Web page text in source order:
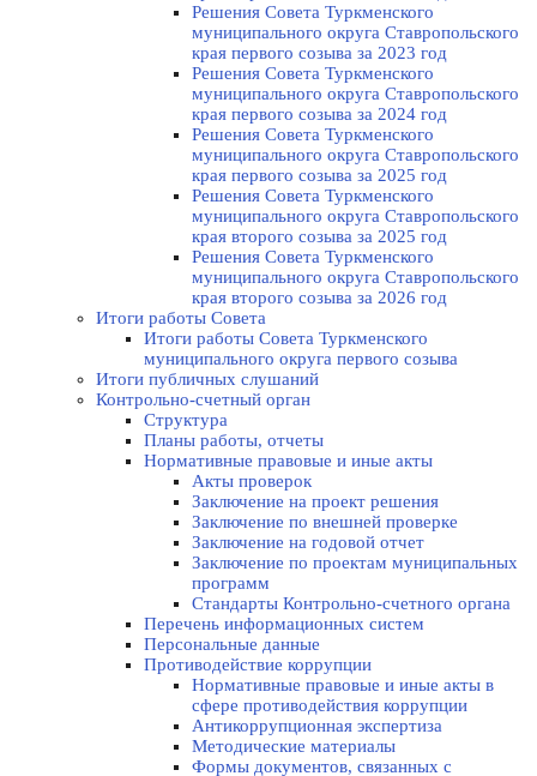
Решения Совета Туркменского
муниципального округа Ставропольского
края первого созыва за 2023 год
Решения Совета Туркменского
муниципального округа Ставропольского
края первого созыва за 2024 год
Решения Совета Туркменского
муниципального округа Ставропольского
края первого созыва за 2025 год
Решения Совета Туркменского
муниципального округа Ставропольского
края второго созыва за 2025 год
Решения Совета Туркменского
муниципального округа Ставропольского
края второго созыва за 2026 год
Итоги работы Совета
Итоги работы Совета Туркменского
муниципального округа первого созыва
Итоги публичных слушаний
Контрольно-счетный орган
Структура
Планы работы, отчеты
Нормативные правовые и иные акты
Акты проверок
Заключение на проект решения
Заключение по внешней проверке
Заключение на годовой отчет
Заключение по проектам муниципальных
программ
Стандарты Контрольно-счетного органа
Перечень информационных систем
Персональные данные
Противодействие коррупции
Нормативные правовые и иные акты в
сфере противодействия коррупции
Антикоррупционная экспертиза
Методические материалы
Формы документов, связанных с